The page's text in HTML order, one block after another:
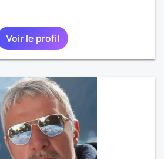
Voir le profil